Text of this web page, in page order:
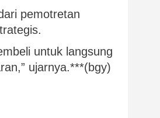
pemotretan
untuk langsung
ujarnya.***(bgy)